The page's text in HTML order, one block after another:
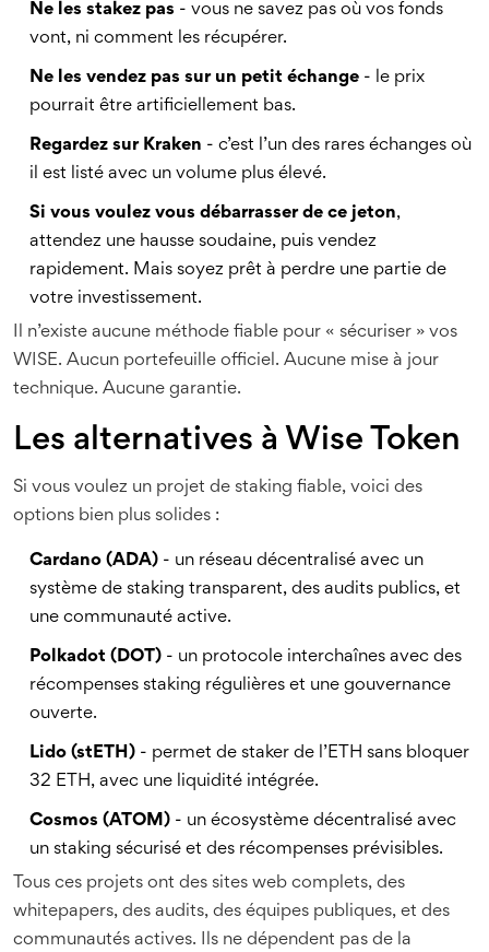
Ne les stakez pas - vous ne savez pas où vos fonds
vont, ni comment les récupérer.
Ne les vendez pas sur un petit échange - le prix
pourrait être artificiellement bas.
Regardez sur Kraken - c’est l’un des rares échanges où
il est listé avec un volume plus élevé.
Si vous voulez vous débarrasser de ce jeton,
attendez une hausse soudaine, puis vendez
rapidement. Mais soyez prêt à perdre une partie de
votre investissement.
Il n’existe aucune méthode fiable pour « sécuriser » vos
WISE. Aucun portefeuille officiel. Aucune mise à jour
technique. Aucune garantie.
Les alternatives à Wise Token
Si vous voulez un projet de staking fiable, voici des
options bien plus solides :
Cardano (ADA) - un réseau décentralisé avec un
système de staking transparent, des audits publics, et
une communauté active.
Polkadot (DOT) - un protocole interchaînes avec des
récompenses staking régulières et une gouvernance
ouverte.
Lido (stETH) - permet de staker de l’ETH sans bloquer
32 ETH, avec une liquidité intégrée.
Cosmos (ATOM) - un écosystème décentralisé avec
un staking sécurisé et des récompenses prévisibles.
Tous ces projets ont des sites web complets, des
whitepapers, des audits, des équipes publiques, et des
communautés actives. Ils ne dépendent pas de la